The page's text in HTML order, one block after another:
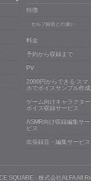
特徴
セルフ録音との違い
料金
予約から収録まで
PV
2000円からできる スマ
ホでボイスサンプル作成
ゲーム向けキャラクター
ボイス収録サービス
ASMR向け収録編集サー
ビス
出張録音・編集サービス
SQUARE - 株式会社ALFAAll